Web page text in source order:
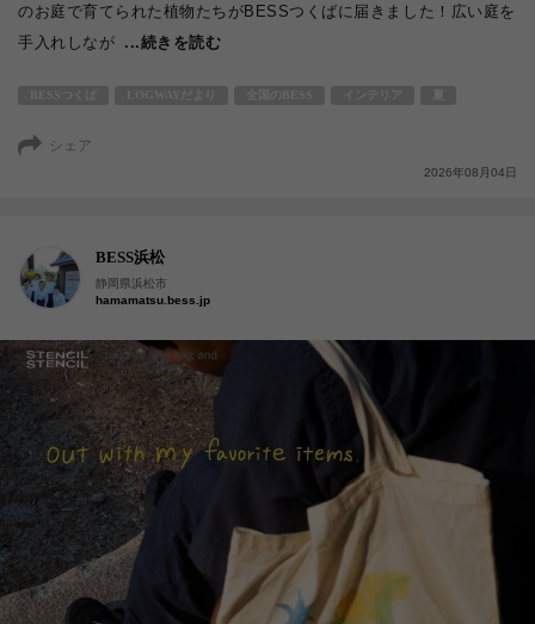
のお庭で育てられた植物たちがBESSつくばに届きました！広い庭を
手入れしなが ...続きを読む
シェア
2026年08月04日
BESS浜松
静岡県浜松市
hamamatsu.bess.jp